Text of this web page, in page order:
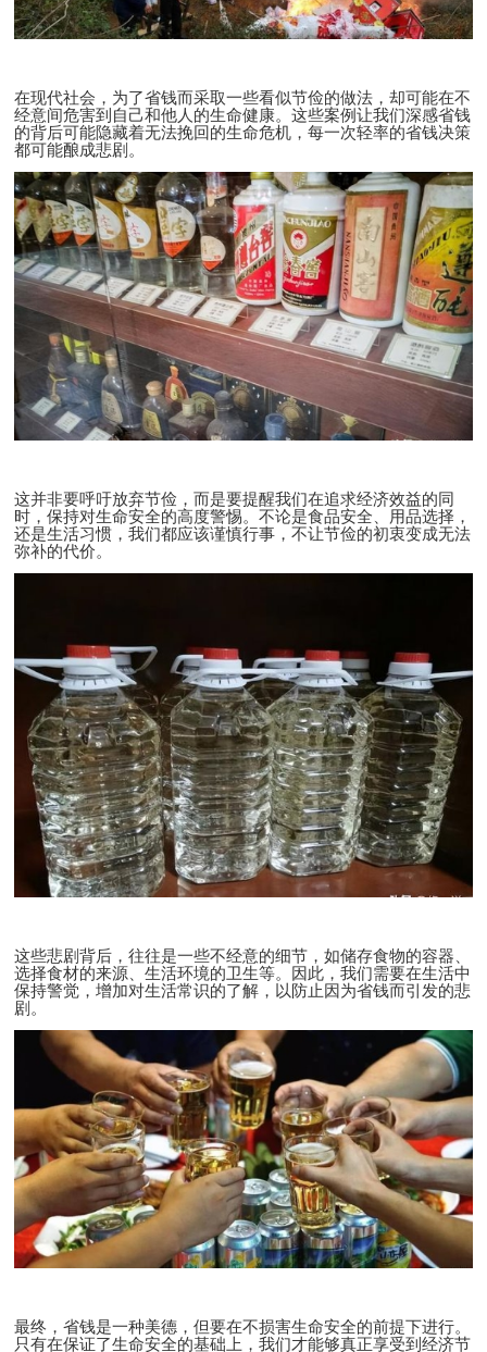
在现代社会，为了省钱而采取一些看似节俭的做法，却可能在不
经意间危害到自己和他人的生命健康。这些案例让我们深感省钱
的背后可能隐藏着无法挽回的生命危机，每一次轻率的省钱决策
都可能酿成悲剧。
这并非要呼吁放弃节俭，而是要提醒我们在追求经济效益的同
时，保持对生命安全的高度警惕。不论是食品安全、用品选择，
还是生活习惯，我们都应该谨慎行事，不让节俭的初衷变成无法
弥补的代价。
这些悲剧背后，往往是一些不经意的细节，如储存食物的容器、
选择食材的来源、生活环境的卫生等。因此，我们需要在生活中
保持警觉，增加对生活常识的了解，以防止因为省钱而引发的悲
剧。
最终，省钱是一种美德，但要在不损害生命安全的前提下进行。
只有在保证了生命安全的基础上，我们才能够真正享受到经济节